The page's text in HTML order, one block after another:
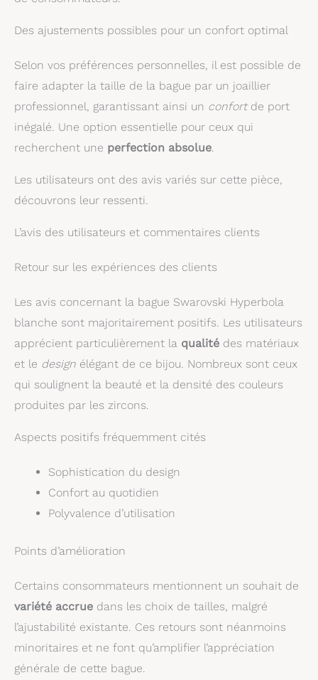
Des ajustements possibles pour un confort optimal
Selon vos préférences personnelles, il est possible de
faire adapter la taille de la bague par un joaillier
professionnel, garantissant ainsi un confortde port
inégalé. Une option essentielle pour ceux qui
recherchent une perfection absolue.
Les utilisateurs ont des avis variés sur cette pièce,
découvrons leur ressenti.
L’avis des utilisateurs et commentaires clients
Retour sur les expériences des clients
Les avis concernant la bague Swarovski Hyperbola
blanche sont majoritairement positifs. Les utilisateurs
apprécient particulièrement la qualité des matériaux
et le design élégant de ce bijou. Nombreux sont ceux
qui soulignent la beauté et la densité des couleurs
produites par les zircons.
Aspects positifs fréquemment cités
Sophistication du design
Confort au quotidien
Polyvalence d’utilisation
Points d’amélioration
Certains consommateurs mentionnent un souhait de
variété accrue dans les choix de tailles, malgré
l’ajustabilité existante. Ces retours sont néanmoins
minoritaires et ne font qu’amplifier l’appréciation
générale de cette bague.